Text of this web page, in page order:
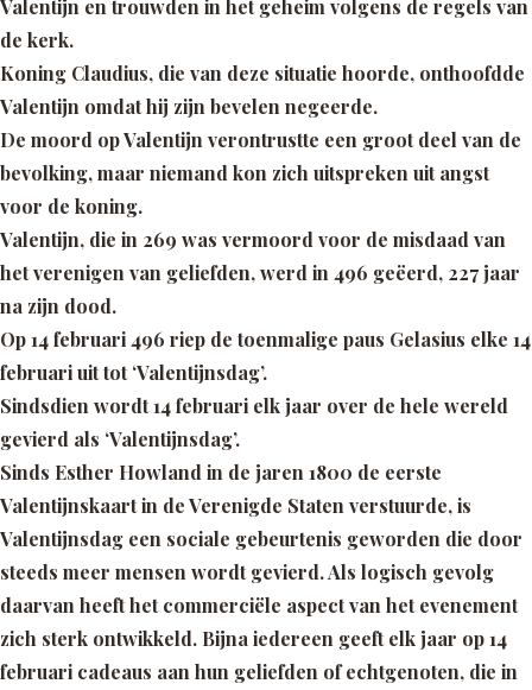
Valentijn en trouwden in het geheim volgens de regels van
de kerk.
Koning Claudius, die van deze situatie hoorde, onthoofdde
Valentijn omdat hij zijn bevelen negeerde.
De moord op Valentijn verontrustte een groot deel van de
bevolking, maar niemand kon zich uitspreken uit angst
voor de koning.
Valentijn, die in 269 was vermoord voor de misdaad van
het verenigen van geliefden, werd in 496 geëerd, 227 jaar
na zijn dood.
Op 14 februari 496 riep de toenmalige paus Gelasius elke 14
februari uit tot ‘Valentijnsdag’.
Sindsdien wordt 14 februari elk jaar over de hele wereld
gevierd als ‘Valentijnsdag’.
Sinds Esther Howland in de jaren 1800 de eerste
Valentijnskaart in de Verenigde Staten verstuurde, is
Valentijnsdag een sociale gebeurtenis geworden die door
steeds meer mensen wordt gevierd. Als logisch gevolg
daarvan heeft het commerciële aspect van het evenement
zich sterk ontwikkeld. Bijna iedereen geeft elk jaar op 14
februari cadeaus aan hun geliefden of echtgenoten, die in